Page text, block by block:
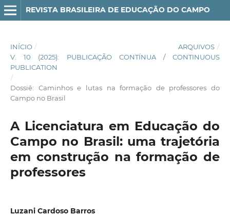
REVISTA BRASILEIRA DE EDUCAÇÃO DO CAMPO
INÍCIO / ARQUIVOS /
V. 10 (2025): PUBLICAÇÃO CONTÍNUA / CONTINUOUS
PUBLICATION
/
Dossiê: Caminhos e lutas na formação de professores do
Campo no Brasil
A Licenciatura em Educação do
Campo no Brasil: uma trajetória
em construção na formação de
professores
Luzani Cardoso Barros